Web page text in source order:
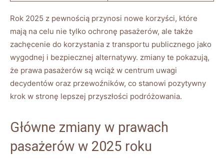
Rok 2025 z pewnością przynosi nowe ‍korzyści,‌ które
mają na celu nie tylko ochronę pasażerów,⁢ ale ‍także
zachęcenie do korzystania z transportu publicznego ⁢jako
wygodnej i bezpiecznej⁢ alternatywy. zmiany te pokazują,‌
że prawa ⁣pasażerów​ są wciąż w centrum uwagi
decydentów oraz ⁢przewoźników, co ‌stanowi pozytywny
krok w stronę lepszej ​przyszłości podróżowania.
Główne zmiany w prawach
pasażerów w 2025⁢ roku